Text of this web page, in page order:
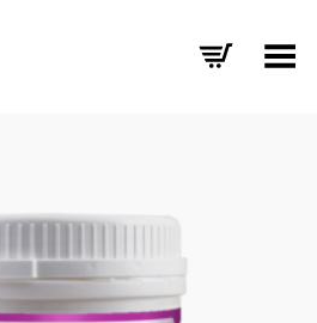
Menü umschalten